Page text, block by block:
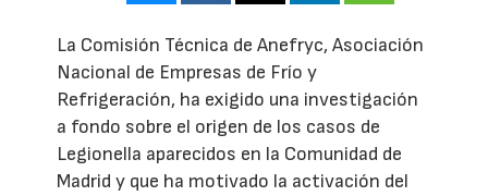
La Comisión Técnica de Anefryc, Asociación
Nacional de Empresas de Frío y
Refrigeración, ha exigido una investigación
a fondo sobre el origen de los casos de
Legionella aparecidos en la Comunidad de
Madrid y que ha motivado la activación del